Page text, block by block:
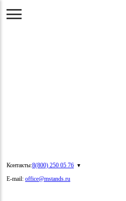
Контакты:8(800) 250 05 76
E-mail: office@mstands.ru